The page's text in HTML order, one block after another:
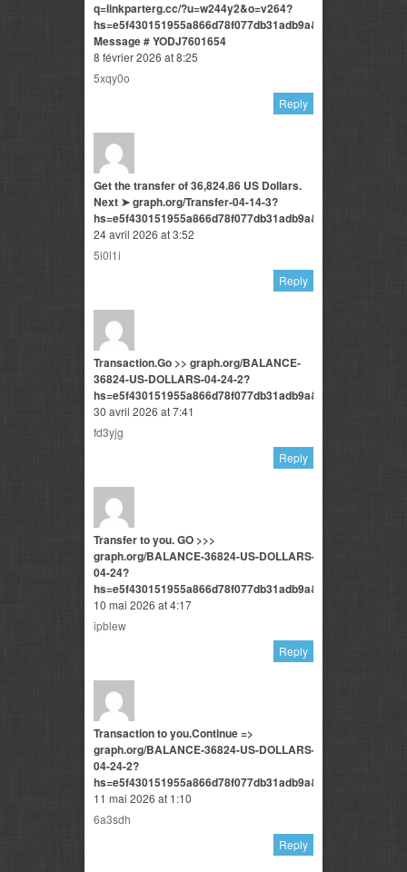
q=linkparterg.cc/?u=w244y2&o=v264?
hs=e5f430151955a866d78f077db31adb9a&
Message # YODJ7601654
8 février 2026 at 8:25
5xqy0o
Reply
Get the transfer of 36,824.86 US Dollars.
Next ➤ graph.org/Transfer-04-14-3?
hs=e5f430151955a866d78f077db31adb9a&
24 avril 2026 at 3:52
5i0l1i
Reply
Transaction.Go >> graph.org/BALANCE-
36824-US-DOLLARS-04-24-2?
hs=e5f430151955a866d78f077db31adb9a&
30 avril 2026 at 7:41
fd3yjg
Reply
Transfer to you. GO >>>
graph.org/BALANCE-36824-US-DOLLARS-
04-24?
hs=e5f430151955a866d78f077db31adb9a&
10 mai 2026 at 4:17
ipblew
Reply
Transaction to you.Continue =>
graph.org/BALANCE-36824-US-DOLLARS-
04-24-2?
hs=e5f430151955a866d78f077db31adb9a&
11 mai 2026 at 1:10
6a3sdh
Reply